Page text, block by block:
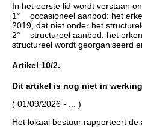
In het eerste lid wordt verstaan
1° occasioneel aanbod: het
2019, dat niet onder het
2° structureel aanbod: het
structureel wordt georganiseerd
Artikel 10/2.
Dit artikel is nog niet in
( 01/09/2026 - ... )
Het lokaal bestuur rapporteert